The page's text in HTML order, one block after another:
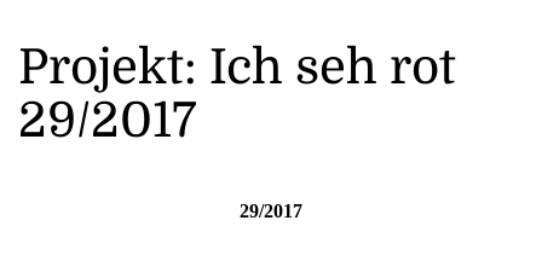
Projekt: Ich seh rot
29/2017
29/2017